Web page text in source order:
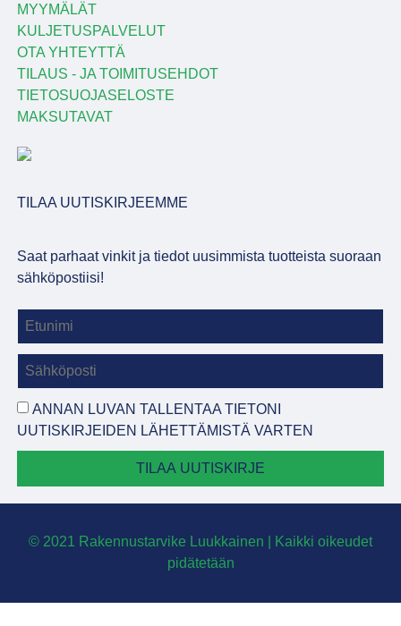
MYYMÄLÄT
KULJETUSPALVELUT
OTA YHTEYTTÄ
TILAUS - JA TOIMITUSEHDOT
TIETOSUOJASELOSTE
MAKSUTAVAT
TILAA UUTISKIRJEEMME
Saat parhaat vinkit ja tiedot uusimmista tuotteista suoraan
sähköpostiisi!
ANNAN LUVAN TALLENTAA TIETONI
UUTISKIRJEIDEN LÄHETTÄMISTÄ VARTEN
TILAA UUTISKIRJE
© 2021 Rakennustarvike Luukkainen | Kaikki oikeudet
pidätetään